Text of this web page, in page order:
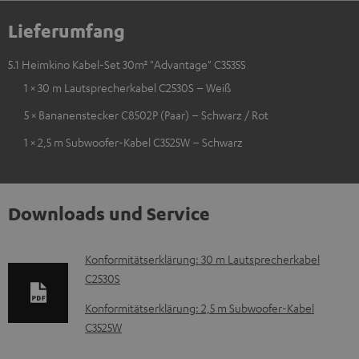
Lieferumfang
5.1 Heimkino Kabel-Set 30m² "Advantage" C3535S
1 × 30 m Lautsprecherkabel C2530S – Weiß
5 × Bananenstecker C8502P (Paar) – Schwarz / Rot
1 × 2,5 m Subwoofer-Kabel C3525W – Schwarz
Downloads und Service
D
o
k
u
Konformitätserklärung: 30 m Lautsprecherkabel
C2530S
Konformitätserklärung: 2,5 m Subwoofer-Kabel
C3525W